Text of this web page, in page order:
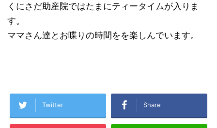
くにさだ助産院ではたまにティータイムが入りま
す。
ママさん達とお喋りの時間をを楽しんでいます。
Twitter Share